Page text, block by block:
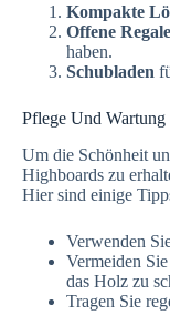
Kompakte
Offene Regale
haben.
Schubladen
Pflege Und
Um die Schönheit
Highboards zu
Hier sind einige
Verwenden
Vermeiden
das Holz zu
Tragen Sie